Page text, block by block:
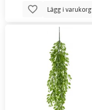
Lägg i varukorg